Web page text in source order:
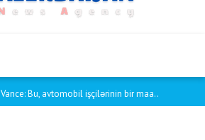
Vance: Bu, avtomobil işçilərinin bir maa..